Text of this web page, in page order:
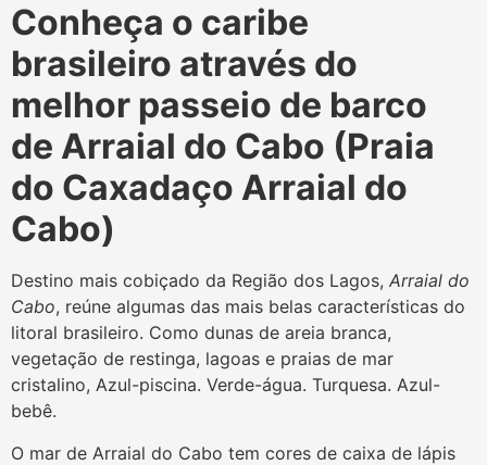
Conheça o caribe
brasileiro através do
melhor passeio de barco
de Arraial do Cabo (Praia
do Caxadaço Arraial do
Cabo)
Destino mais cobiçado da Região dos Lagos, Arraial do
Cabo, reúne algumas das mais belas características do
litoral brasileiro. Como dunas de areia branca,
vegetação de restinga, lagoas e praias de mar
cristalino, Azul-piscina. Verde-água. Turquesa. Azul-
bebê.
O mar de Arraial do Cabo tem cores de caixa de lápis